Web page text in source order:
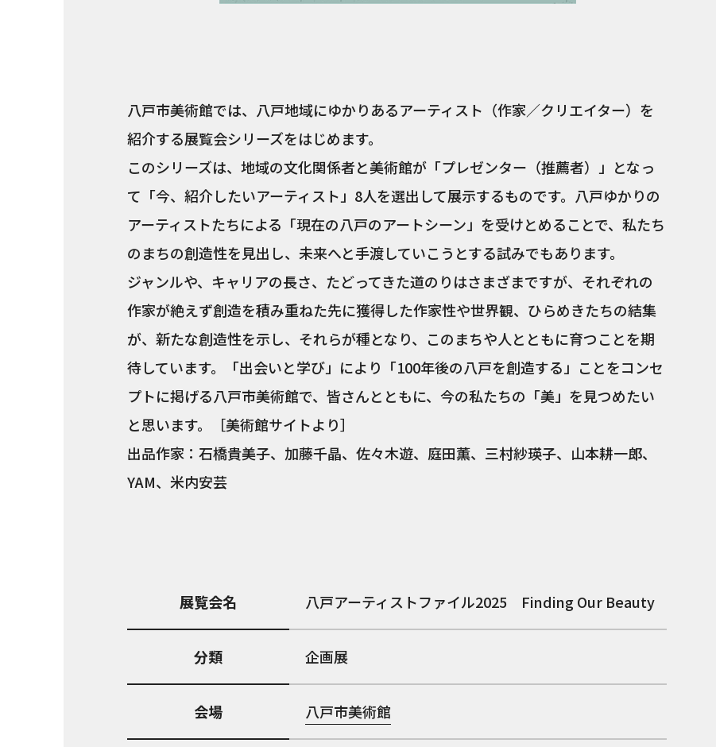
八戸市美術館では、八戸地域にゆかりあるアーティスト（作家／クリエイター）を
紹介する展覧会シリーズをはじめます。
このシリーズは、地域の文化関係者と美術館が「プレゼンター（推薦者）」となっ
て「今、紹介したいアーティスト」8人を選出して展示するものです。八戸ゆかりの
アーティストたちによる「現在の八戸のアートシーン」を受けとめることで、私たち
のまちの創造性を見出し、未来へと手渡していこうとする試みでもあります。
ジャンルや、キャリアの長さ、たどってきた道のりはさまざまですが、それぞれの
作家が絶えず創造を積み重ねた先に獲得した作家性や世界観、ひらめきたちの結集
が、新たな創造性を示し、それらが種となり、このまちや人とともに育つことを期
待しています。「出会いと学び」により「100年後の八戸を創造する」ことをコンセ
プトに掲げる八戸市美術館で、皆さんとともに、今の私たちの「美」を見つめたい
と思います。［美術館サイトより］
出品作家：石橋貴美子、加藤千晶、佐々木遊、庭田薫、三村紗瑛子、山本耕一郎、
YAM、米内安芸
展覧会名 八戸アーティストファイル2025 Finding Our Beauty
分類 企画展
会場 八戸市美術館